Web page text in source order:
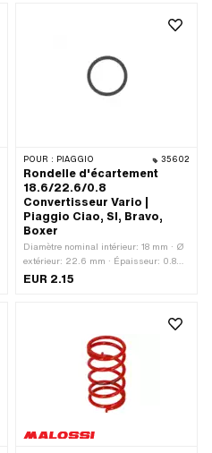
POUR : PIAGGIO 35602
Rondelle d'écartement
18.6/22.6/0.8
Convertisseur Vario |
Piaggio Ciao, SI, Bravo,
Boxer
Diamètre nominal intérieur: 18 mm · Ø
extérieur: 22.6 mm · Épaisseur: 0.8
mm · Matériau: Acier · Surface: bruni ·
EUR 2.15